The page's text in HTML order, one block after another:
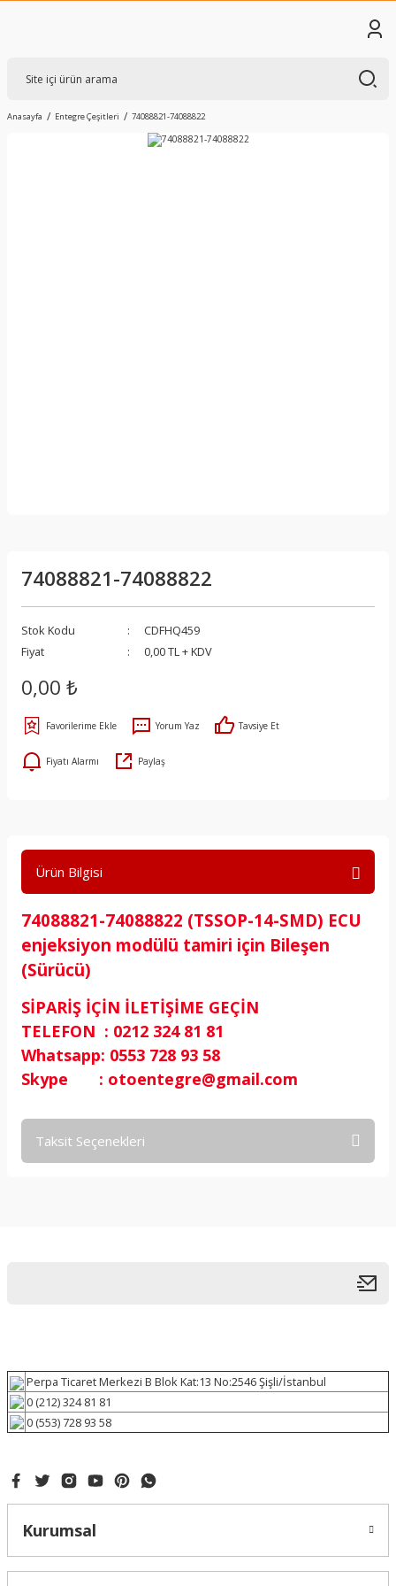
Anasayfa Entegre Çeşitleri 74088821-74088822
74088821-74088822
Stok Kodu
CDFHQ459
Fiyat
0,00 TL + KDV
0,00 ₺
Yorum Yaz Tavsiye Et
Fiyatı Alarmı Paylaş
Ürün Bilgisi
74088821-74088822 (TSSOP-14-SMD) ECU
enjeksiyon modülü tamiri için Bileşen
(Sürücü)
SİPARİŞ İÇİN İLETİŞİME GEÇİN
TELEFON : 0212 324 81 81
Whatsapp: 0553 728 93 58
Skype : otoentegre@gmail.com
Taksit Seçenekleri
Perpa Ticaret Merkezi B Blok Kat:13 No:2546 Şişli/İstanbul
0 (212) 324 81 81
0 (553) 728 93 58
Kurumsal